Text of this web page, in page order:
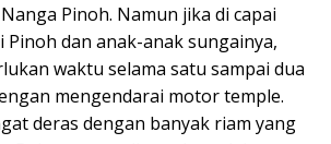
Pinoh. Namun jika di capai
Pinoh dan anak-anak sungainya,
waktu selama satu sampai dua
mengendarai motor temple.
deras dengan banyak riam yang